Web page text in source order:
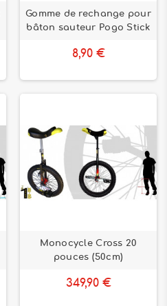
Gomme de rechange pour
bâton sauteur Pogo Stick
8,90 €
Monocycle Cross 20
pouces (50cm)
349,90 €